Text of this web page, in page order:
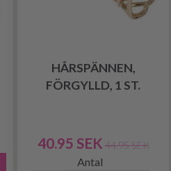
HÅRSPÄNNEN,
FÖRGYLLD, 1 ST.
40.95 SEK 44.95 SEK
Antal